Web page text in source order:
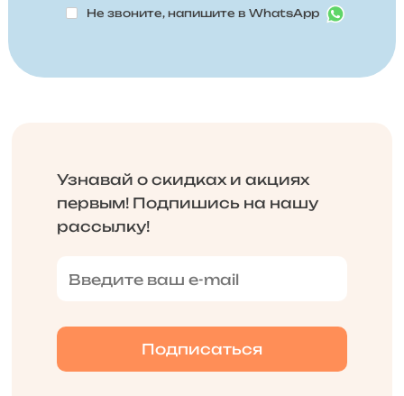
Не звоните, напишите в WhatsApp
Узнавай о скидках и акциях
первым! Подпишись на нашу
рассылку!